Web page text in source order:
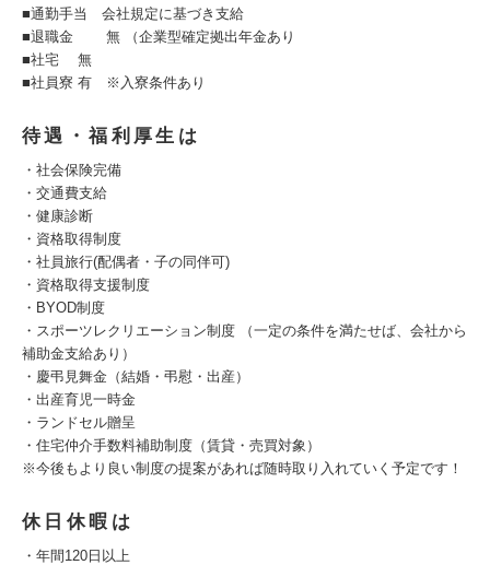
■通勤手当 会社規定に基づき支給
■退職金 無 （企業型確定拠出年金あり
■社宅 無
■社員寮 有 ※入寮条件あり
待遇・福利厚生は
・社会保険完備
・交通費支給
・健康診断
・資格取得制度
・社員旅行(配偶者・子の同伴可)
・資格取得支援制度
・BYOD制度
・スポーツレクリエーション制度 （一定の条件を満たせば、会社から
補助金支給あり）
・慶弔見舞金（結婚・弔慰・出産）
・出産育児一時金
・ランドセル贈呈
・住宅仲介手数料補助制度（賃貸・売買対象）
※今後もより良い制度の提案があれば随時取り入れていく予定です！
休日休暇は
・年間120日以上